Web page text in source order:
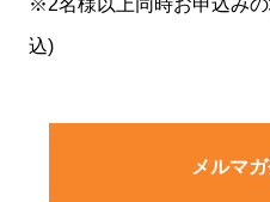
※2名様以上同時お申込み
込)
メルマ